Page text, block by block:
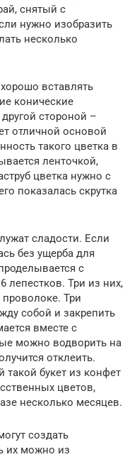
снятый с
нужно изобразить
несколько
вставлять
конические
стороной –
отличной основой
такого цветка в
ленточкой,
цветка нужно с
показалась скрутка
сладости. Если
без ущерба для
с
лепестков. Три из них,
Три
собой и закрепить
вместе с
можно водворить на
отклеить.
такой букет из конфет
цветов,
несколько месяцев.
создать
их можно из